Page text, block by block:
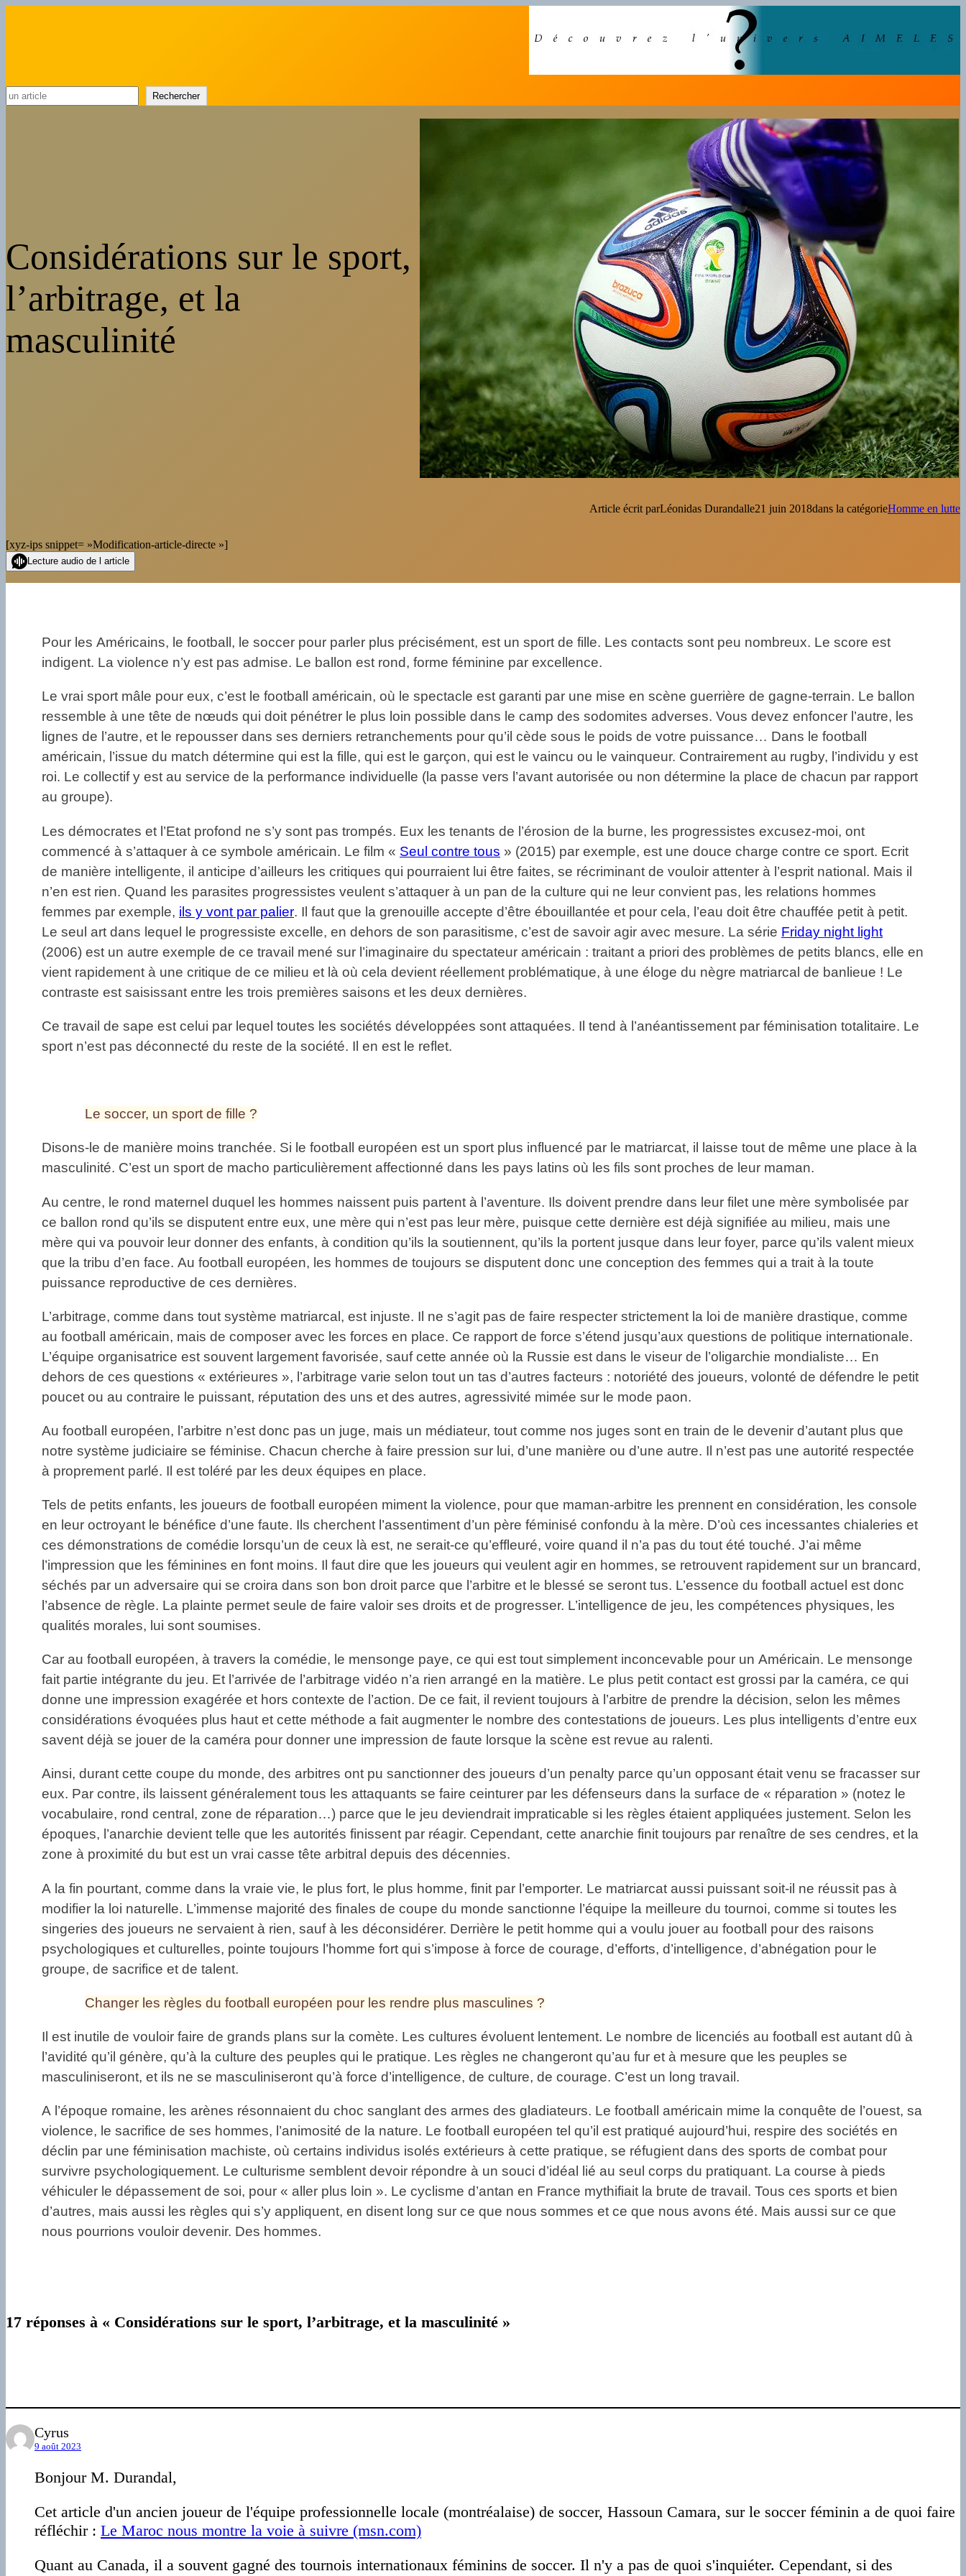
Rechercher
Considérations sur le sport,
l’arbitrage, et la
masculinité
Article écrit parLéonidas Durandalle21 juin 2018dans la catégorieHomme en lutte
[xyz-ips snippet= »Modification-article-directe »]
Lecture audio de l article
Pour les Américains, le football, le soccer pour parler plus précisément, est un sport de fille. Les contacts sont peu nombreux. Le score est
indigent. La violence n’y est pas admise. Le ballon est rond, forme féminine par excellence.
Le vrai sport mâle pour eux, c’est le football américain, où le spectacle est garanti par une mise en scène guerrière de gagne-terrain. Le ballon
ressemble à une tête de nœuds qui doit pénétrer le plus loin possible dans le camp des sodomites adverses. Vous devez enfoncer l’autre, les
lignes de l’autre, et le repousser dans ses derniers retranchements pour qu’il cède sous le poids de votre puissance… Dans le football
américain, l’issue du match détermine qui est la fille, qui est le garçon, qui est le vaincu ou le vainqueur. Contrairement au rugby, l’individu y est
roi. Le collectif y est au service de la performance individuelle (la passe vers l’avant autorisée ou non détermine la place de chacun par rapport
au groupe).
Les démocrates et l’Etat profond ne s’y sont pas trompés. Eux les tenants de l’érosion de la burne, les progressistes excusez-moi, ont
commencé à s’attaquer à ce symbole américain. Le film « Seul contre tous » (2015) par exemple, est une douce charge contre ce sport. Ecrit
de manière intelligente, il anticipe d’ailleurs les critiques qui pourraient lui être faites, se récriminant de vouloir attenter à l’esprit national. Mais il
n’en est rien. Quand les parasites progressistes veulent s’attaquer à un pan de la culture qui ne leur convient pas, les relations hommes
femmes par exemple, ils y vont par palier. Il faut que la grenouille accepte d’être ébouillantée et pour cela, l’eau doit être chauffée petit à petit.
Le seul art dans lequel le progressiste excelle, en dehors de son parasitisme, c’est de savoir agir avec mesure. La série Friday night light
(2006) est un autre exemple de ce travail mené sur l’imaginaire du spectateur américain : traitant a priori des problèmes de petits blancs, elle en
vient rapidement à une critique de ce milieu et là où cela devient réellement problématique, à une éloge du nègre matriarcal de banlieue ! Le
contraste est saisissant entre les trois premières saisons et les deux dernières.
Ce travail de sape est celui par lequel toutes les sociétés développées sont attaquées. Il tend à l’anéantissement par féminisation totalitaire. Le
sport n’est pas déconnecté du reste de la société. Il en est le reflet.
Le soccer, un sport de fille ?
Disons-le de manière moins tranchée. Si le football européen est un sport plus influencé par le matriarcat, il laisse tout de même une place à la
masculinité. C’est un sport de macho particulièrement affectionné dans les pays latins où les fils sont proches de leur maman.
Au centre, le rond maternel duquel les hommes naissent puis partent à l’aventure. Ils doivent prendre dans leur filet une mère symbolisée par
ce ballon rond qu’ils se disputent entre eux, une mère qui n’est pas leur mère, puisque cette dernière est déjà signifiée au milieu, mais une
mère qui va pouvoir leur donner des enfants, à condition qu’ils la soutiennent, qu’ils la portent jusque dans leur foyer, parce qu’ils valent mieux
que la tribu d’en face. Au football européen, les hommes de toujours se disputent donc une conception des femmes qui a trait à la toute
puissance reproductive de ces dernières.
L’arbitrage, comme dans tout système matriarcal, est injuste. Il ne s’agit pas de faire respecter strictement la loi de manière drastique, comme
au football américain, mais de composer avec les forces en place. Ce rapport de force s’étend jusqu’aux questions de politique internationale.
L’équipe organisatrice est souvent largement favorisée, sauf cette année où la Russie est dans le viseur de l’oligarchie mondialiste… En
dehors de ces questions « extérieures », l’arbitrage varie selon tout un tas d’autres facteurs : notoriété des joueurs, volonté de défendre le petit
poucet ou au contraire le puissant, réputation des uns et des autres, agressivité mimée sur le mode paon.
Au football européen, l’arbitre n’est donc pas un juge, mais un médiateur, tout comme nos juges sont en train de le devenir d’autant plus que
notre système judiciaire se féminise. Chacun cherche à faire pression sur lui, d’une manière ou d’une autre. Il n’est pas une autorité respectée
à proprement parlé. Il est toléré par les deux équipes en place.
Tels de petits enfants, les joueurs de football européen miment la violence, pour que maman-arbitre les prennent en considération, les console
en leur octroyant le bénéfice d’une faute. Ils cherchent l’assentiment d’un père féminisé confondu à la mère. D’où ces incessantes chialeries et
ces démonstrations de comédie lorsqu’un de ceux là est, ne serait-ce qu’effleuré, voire quand il n’a pas du tout été touché. J’ai même
l’impression que les féminines en font moins. Il faut dire que les joueurs qui veulent agir en hommes, se retrouvent rapidement sur un brancard,
séchés par un adversaire qui se croira dans son bon droit parce que l’arbitre et le blessé se seront tus. L’essence du football actuel est donc
l’absence de règle. La plainte permet seule de faire valoir ses droits et de progresser. L’intelligence de jeu, les compétences physiques, les
qualités morales, lui sont soumises.
Car au football européen, à travers la comédie, le mensonge paye, ce qui est tout simplement inconcevable pour un Américain. Le mensonge
fait partie intégrante du jeu. Et l’arrivée de l’arbitrage vidéo n’a rien arrangé en la matière. Le plus petit contact est grossi par la caméra, ce qui
donne une impression exagérée et hors contexte de l’action. De ce fait, il revient toujours à l’arbitre de prendre la décision, selon les mêmes
considérations évoquées plus haut et cette méthode a fait augmenter le nombre des contestations de joueurs. Les plus intelligents d’entre eux
savent déjà se jouer de la caméra pour donner une impression de faute lorsque la scène est revue au ralenti.
Ainsi, durant cette coupe du monde, des arbitres ont pu sanctionner des joueurs d’un penalty parce qu’un opposant était venu se fracasser sur
eux. Par contre, ils laissent généralement tous les attaquants se faire ceinturer par les défenseurs dans la surface de « réparation » (notez le
vocabulaire, rond central, zone de réparation…) parce que le jeu deviendrait impraticable si les règles étaient appliquées justement. Selon les
époques, l’anarchie devient telle que les autorités finissent par réagir. Cependant, cette anarchie finit toujours par renaître de ses cendres, et la
zone à proximité du but est un vrai casse tête arbitral depuis des décennies.
A la fin pourtant, comme dans la vraie vie, le plus fort, le plus homme, finit par l’emporter. Le matriarcat aussi puissant soit-il ne réussit pas à
modifier la loi naturelle. L’immense majorité des finales de coupe du monde sanctionne l’équipe la meilleure du tournoi, comme si toutes les
singeries des joueurs ne servaient à rien, sauf à les déconsidérer. Derrière le petit homme qui a voulu jouer au football pour des raisons
psychologiques et culturelles, pointe toujours l’homme fort qui s’impose à force de courage, d’efforts, d’intelligence, d’abnégation pour le
groupe, de sacrifice et de talent.
Changer les règles du football européen pour les rendre plus masculines ?
Il est inutile de vouloir faire de grands plans sur la comète. Les cultures évoluent lentement. Le nombre de licenciés au football est autant dû à
l’avidité qu’il génère, qu’à la culture des peuples qui le pratique. Les règles ne changeront qu’au fur et à mesure que les peuples se
masculiniseront, et ils ne se masculiniseront qu’à force d’intelligence, de culture, de courage. C’est un long travail.
A l’époque romaine, les arènes résonnaient du choc sanglant des armes des gladiateurs. Le football américain mime la conquête de l’ouest, sa
violence, le sacrifice de ses hommes, l’animosité de la nature. Le football européen tel qu’il est pratiqué aujourd’hui, respire des sociétés en
déclin par une féminisation machiste, où certains individus isolés extérieurs à cette pratique, se réfugient dans des sports de combat pour
survivre psychologiquement. Le culturisme semblent devoir répondre à un souci d’idéal lié au seul corps du pratiquant. La course à pieds
véhiculer le dépassement de soi, pour « aller plus loin ». Le cyclisme d’antan en France mythifiait la brute de travail. Tous ces sports et bien
d’autres, mais aussi les règles qui s’y appliquent, en disent long sur ce que nous sommes et ce que nous avons été. Mais aussi sur ce que
nous pourrions vouloir devenir. Des hommes.
17 réponses à « Considérations sur le sport, l’arbitrage, et la masculinité »
Cyrus
9 août 2023
Bonjour M. Durandal,
Cet article d'un ancien joueur de l'équipe professionnelle locale (montréalaise) de soccer, Hassoun Camara, sur le soccer féminin a de quoi faire
réfléchir : Le Maroc nous montre la voie à suivre (msn.com)
Quant au Canada, il a souvent gagné des tournois internationaux féminins de soccer. Il n'y a pas de quoi s'inquiéter. Cependant, si des